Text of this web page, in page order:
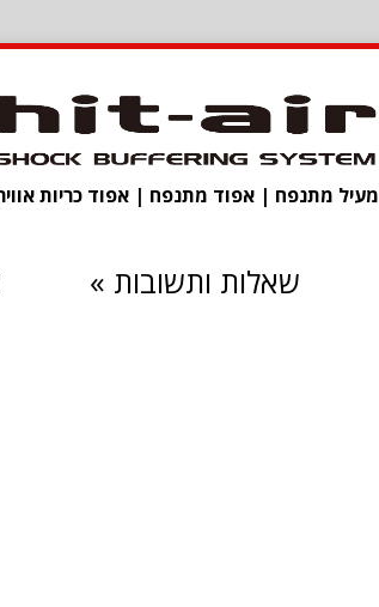
מעיל מתנפח | אפוד מתנפח | אפוד כריות אוויר
שאלות ותשובות »